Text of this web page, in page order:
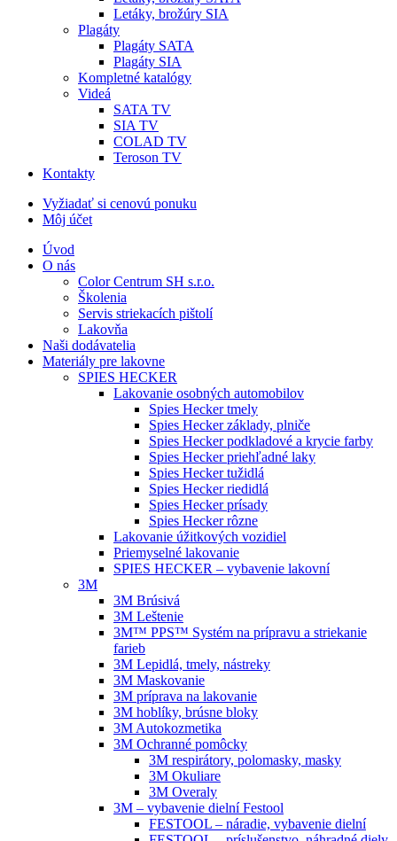
Letáky, brožúry SIA
Plagáty
Plagáty SATA
Plagáty SIA
Kompletné katalógy
Videá
SATA TV
SIA TV
COLAD TV
Teroson TV
Kontakty
Vyžiadať si cenovú ponuku
Môj účet
Úvod
O nás
Color Centrum SH s.r.o.
Školenia
Servis striekacích pištolí
Lakovňa
Naši dodávatelia
Materiály pre lakovne
SPIES HECKER
Lakovanie osobných automobilov
Spies Hecker tmely
Spies Hecker základy, plniče
Spies Hecker podkladové a krycie farby
Spies Hecker priehľadné laky
Spies Hecker tužidlá
Spies Hecker riedidlá
Spies Hecker prísady
Spies Hecker rôzne
Lakovanie úžitkových vozidiel
Priemyselné lakovanie
SPIES HECKER – vybavenie lakovní
3M
3M Brúsivá
3M Leštenie
3M™ PPS™ Systém na prípravu a striekanie
farieb
3M Lepidlá, tmely, nástreky
3M Maskovanie
3M príprava na lakovanie
3M hoblíky, brúsne bloky
3M Autokozmetika
3M Ochranné pomôcky
3M respirátory, polomasky, masky
3M Okuliare
3M Overaly
3M – vybavenie dielní Festool
FESTOOL – náradie, vybavenie dielní